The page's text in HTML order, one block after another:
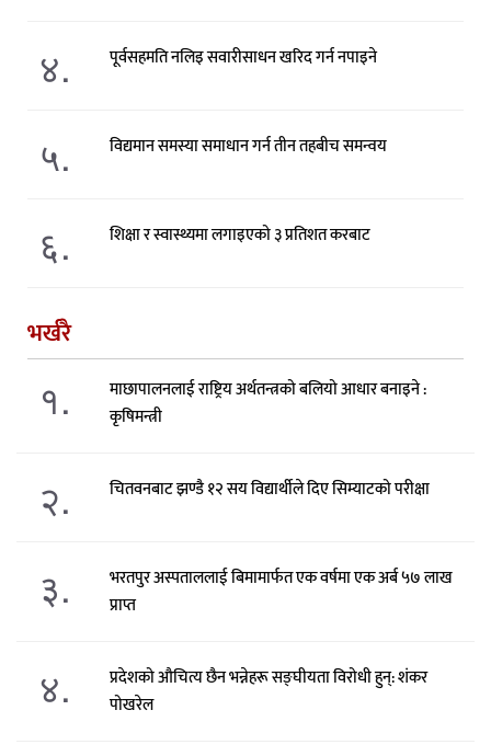
४. पूर्वसहमति नलिइ सवारीसाधन खरिद गर्न नपाइने
५. विद्यमान समस्या समाधान गर्न तीन तहबीच समन्वय
६. शिक्षा र स्वास्थ्यमा लगाइएको ३ प्रतिशत करबाट
भर्खरै
१.
माछापालनलाई राष्ट्रिय अर्थतन्त्रको बलियो आधार बनाइने :
कृषिमन्त्री
२. चितवनबाट झण्डै १२ सय विद्यार्थीले दिए सिम्याटको परीक्षा
३.
भरतपुर अस्पताललाई बिमामार्फत एक वर्षमा एक अर्ब ५७ लाख
प्राप्त
४.
प्रदेशको औचित्य छैन भन्नेहरू सङ्घीयता विरोधी हुन्: शंकर
पोखरेल